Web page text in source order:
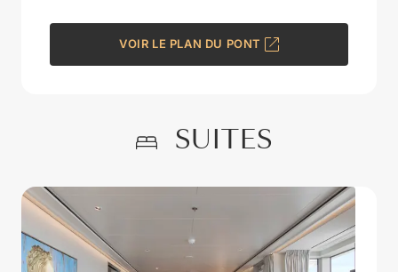
VOIR LE PLAN DU PONT
SUITES